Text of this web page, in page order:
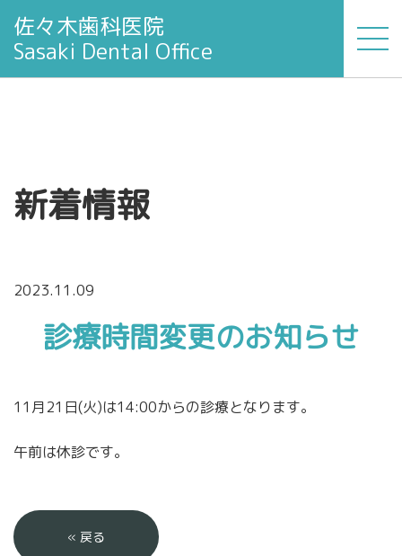
佐々木歯科医院
Sasaki Dental Office
新着情報
2023.11.09
診療時間変更のお知らせ
11月21日(火)は14:00からの診療となります。
午前は休診です。
« 戻る